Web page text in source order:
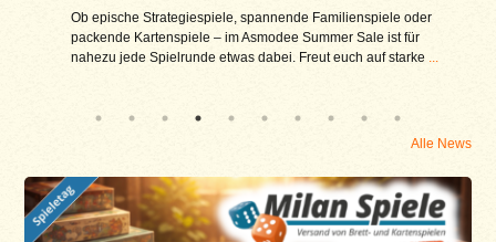
Ob epische Strategiespiele, spannende Familienspiele oder
packende Kartenspiele – im Asmodee Summer Sale ist für
nahezu jede Spielrunde etwas dabei. Freut euch auf starke
Alle News